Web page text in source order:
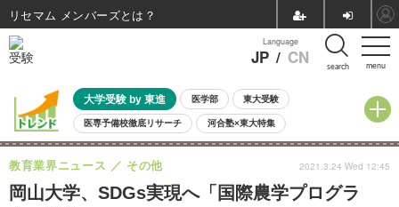
menu
Language
JP / CN search
大学受験 by 東進 医学部 東大受験
医専予備校徹底リサーチ 河合塾×東大特集
親子で考える大学選び 高校受験 中学受験 小学校受験
共通テスト 夏休み 8月開催学校説明会・相談会
8月開催イベント・WS 全国公立高校 過去問 人気記事
岡山大学、SDGs実現へ「国際農学プログラ
教育業界ニュース その他 2021.3.24 Wed 12:45
リセマム メンバーズ